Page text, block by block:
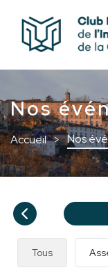
Nos
Accueil Nos
Tous